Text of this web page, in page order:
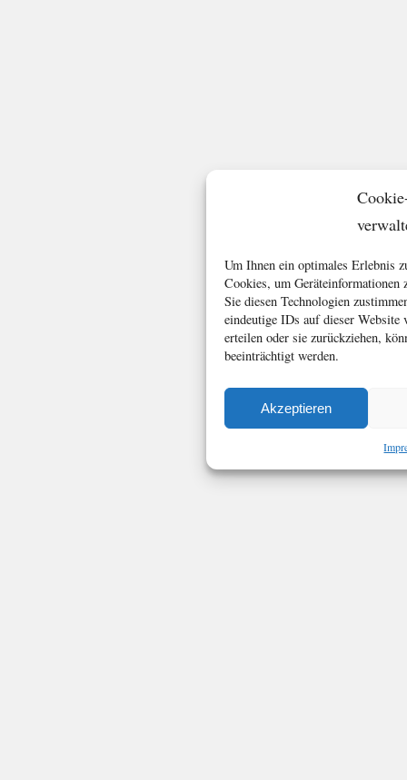
Um Ihnen ein optimales Erlebnis
Cookies, um Geräteinformationen
Sie diesen Technologien
eindeutige IDs auf dieser
erteilen oder sie zurückziehen,
beeinträchtigt werden.
Akzeptieren